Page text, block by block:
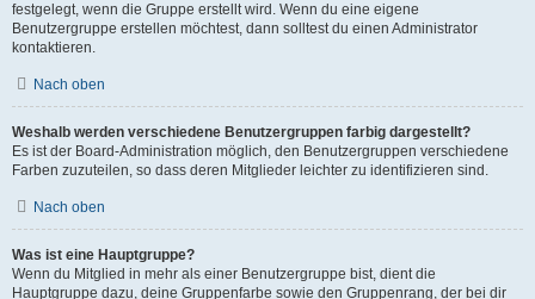
festgelegt, wenn die Gruppe erstellt wird. Wenn du eine eigene
Benutzergruppe erstellen möchtest, dann solltest du einen Administrator
kontaktieren.
Nach oben
Weshalb werden verschiedene Benutzergruppen farbig dargestellt?
Es ist der Board-Administration möglich, den Benutzergruppen verschiedene
Farben zuzuteilen, so dass deren Mitglieder leichter zu identifizieren sind.
Nach oben
Was ist eine Hauptgruppe?
Wenn du Mitglied in mehr als einer Benutzergruppe bist, dient die
Hauptgruppe dazu, deine Gruppenfarbe sowie den Gruppenrang, der bei dir